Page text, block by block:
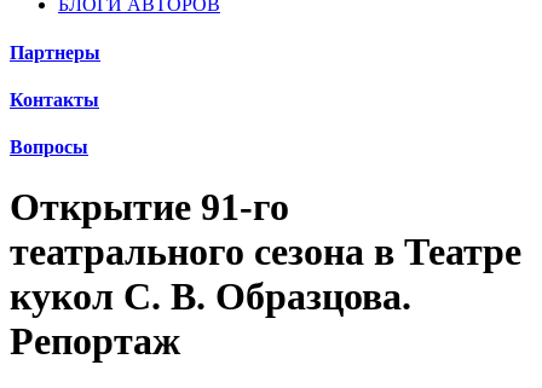
БЛОГИ АВТОРОВ
Партнеры
Контакты
Вопросы
Открытие 91-го
театрального сезона в Театре
кукол С. В. Образцова.
Репортаж